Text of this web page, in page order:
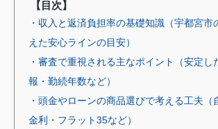
【目次】
・収入と返済負担率の基礎知識（宇都宮市
えた安心ラインの目安）
・審査で重視される主なポイント（安定し
報・勤続年数など）
・頭金やローンの商品選びで考える工夫（
金利・フラット35など）